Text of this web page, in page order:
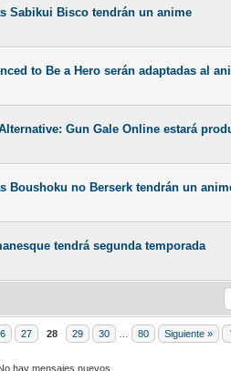
Sabikui Bisco tendrán un anime
to Be a Hero serán adaptadas al
Gun Gale Online estará
Boushoku no Berserk tendrán un
tendrá segunda temporada
27 28 29 30 80 Siguiente »
hay mensajes nuevos